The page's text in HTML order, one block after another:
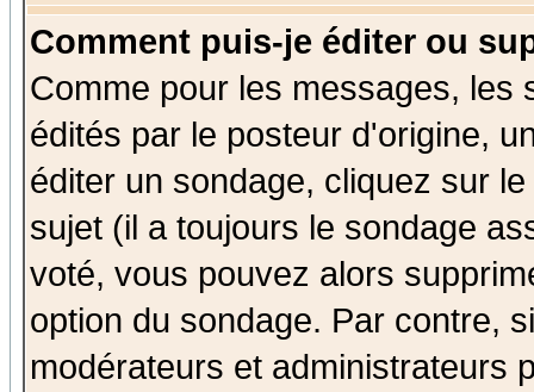
Comment puis-je éditer ou
Comme pour les messages, les
édités par le posteur d'origine,
éditer un sondage, cliquez sur
sujet (il a toujours le sondage
voté, vous pouvez alors
option du sondage. Par contre,
modérateurs et administrateurs